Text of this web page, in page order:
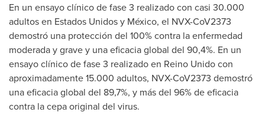
En un ensayo clínico de fase 3 realizado con casi 30.000
adultos en Estados Unidos y México, el NVX-CoV2373
demostró una protección del 100% contra la enfermedad
moderada y grave y una eficacia global del 90,4%. En un
ensayo clínico de fase 3 realizado en Reino Unido con
aproximadamente 15.000 adultos, NVX-CoV2373 demostró
una eficacia global del 89,7%, y más del 96% de eficacia
contra la cepa original del virus.